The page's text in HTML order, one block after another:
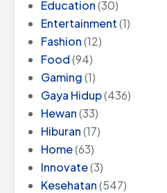
Education(30)
Entertainment(1)
Fashion(12)
Food(94)
Gaming(1)
Gaya Hidup(436)
Hewan(33)
Hiburan(17)
Home(63)
Innovate(3)
Kesehatan(547)